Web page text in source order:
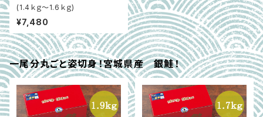
(1.4ｋｇ～1.6ｋｇ)
¥7,480
一尾分丸ごと姿切身！宮城県産 銀鮭！